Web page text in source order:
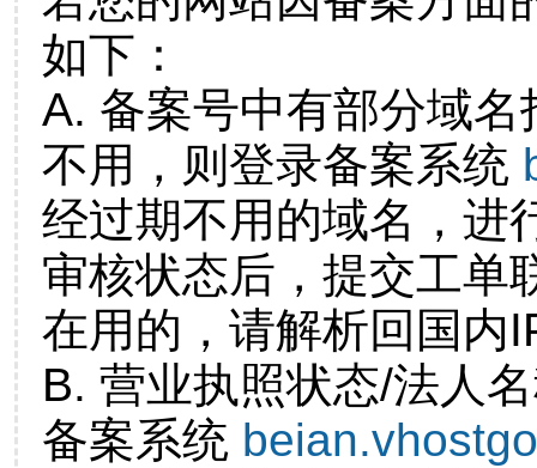
如下：
A. 备案号中有部分域
不用，则登录备案系统
经过期不用的域名，进
审核状态后，提交工单
在用的，请解析回国内
B. 营业执照状态/法人
备案系统